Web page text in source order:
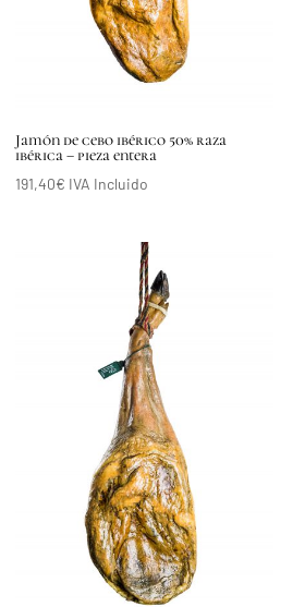
Jamón de cebo ibérico 50% raza
ibérica – pieza entera
191,40€ IVA Incluido